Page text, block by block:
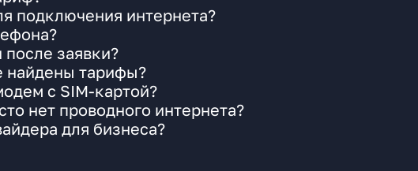
подключения интернета?
заявки?
найдены тарифы?
с SIM-картой?
нет проводного интернета?
для бизнеса?